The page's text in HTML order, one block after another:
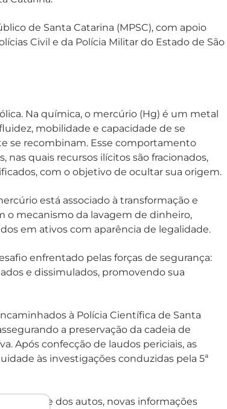
de Santa Catarina (MPSC), com apoio
Civil e da Polícia Militar do Estado de São
Na química, o mercúrio (Hg) é um metal
mobilidade e capacidade de se
se recombinam. Esse comportamento
nas quais recursos ilícitos são fracionados,
com o objetivo de ocultar sua origem.
está associado à transformação e
o mecanismo da lavagem de dinheiro,
em ativos com aparência de legalidade.
enfrentado pelas forças de segurança:
e dissimulados, promovendo sua
à Polícia Científica de Santa
a preservação da cadeia de
Após confecção de laudos periciais, as
às investigações conduzidas pela 5ª
dos autos, novas informações